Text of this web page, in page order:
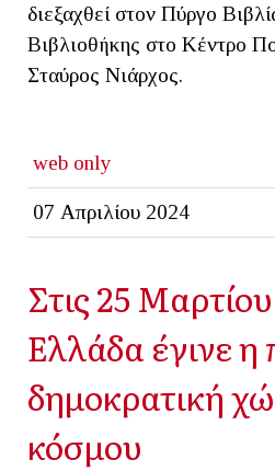
διεξαχθεί στον Πύργο
Βιβλιοθήκης στο Κέντρο
Σταύρος Νιάρχος.
web only
07 Απριλίου 2024
Στις 25
Ελλάδα έγινε η
δημοκρατική
κόσμου